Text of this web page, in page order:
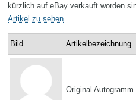
kürzlich auf eBay verkauft worden
Artikel zu sehen
Bild Artikelbezeichnung
Original